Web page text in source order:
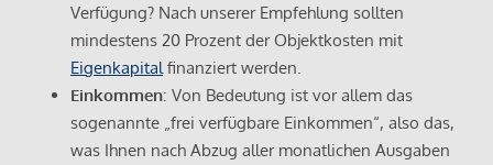
Verfügung? Nach unserer Empfehlung sollten
mindestens 20 Prozent der Objektkosten mit
Eigenkapital finanziert werden.
Einkommen: Von Bedeutung ist vor allem das
sogenannte „frei verfügbare Einkommen“, also das,
was Ihnen nach Abzug aller monatlichen Ausgaben